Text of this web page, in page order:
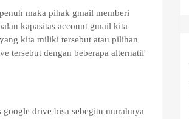
maka pihak gmail memberi
kapasitas account gmail kita
kita miliki tersebut atau pilihan
tersebut dengan beberapa alternatif
google drive bisa sebegitu murahnya